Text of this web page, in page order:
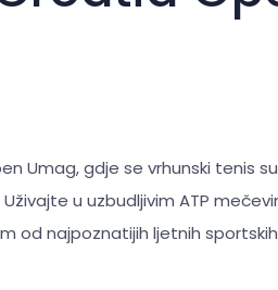
Umag, gdje se vrhunski tenis
u uzbudljivim ATP
od najpoznatijih ljetnih